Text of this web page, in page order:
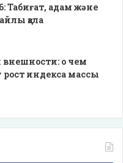
Табиғат, адам және
қала
внешности: о чем
индекса массы